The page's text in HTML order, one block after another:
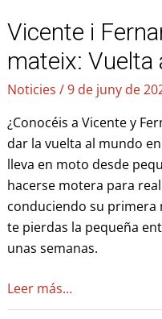
Vicente i
mateix:
Noticies /9 de juny de
¿Conocéis a Vicente y
dar la vuelta al mundo
lleva en moto desde
hacerse motera para
conduciendo su primera
te pierdas la pequeña
unas semanas.
mundo
moto
Leer más…